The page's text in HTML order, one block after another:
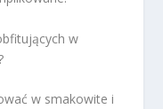
w
w smakowite i